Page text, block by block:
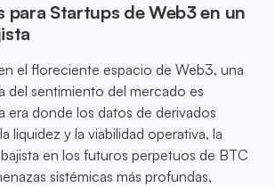
para Startups de Web3 en un
el floreciente espacio de Web3, una
del sentimiento del mercado es
era donde los datos de derivados
liquidez y la viabilidad operativa, la
en los futuros perpetuos de BTC
sistémicas más profundas,